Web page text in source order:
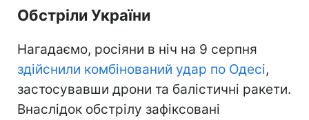
Обстріли України
Нагадаємо, росіяни в ніч на 9 серпня
здійснили комбінований удар по Одесі,
застосувавши дрони та балістичні ракети.
Внаслідок обстрілу зафіксовані